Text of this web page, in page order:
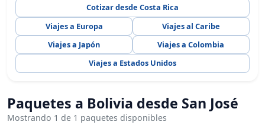
Cotizar desde Costa Rica
Viajes a Europa
Viajes al Caribe
Viajes a Japón
Viajes a Colombia
Viajes a Estados Unidos
Paquetes a Bolivia desde San José
Mostrando 1 de 1 paquetes disponibles